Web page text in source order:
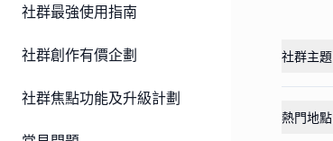
社群最強使用指南
社群創作有價企劃
社群焦點功能及升級計劃
社群主題
熱門地點